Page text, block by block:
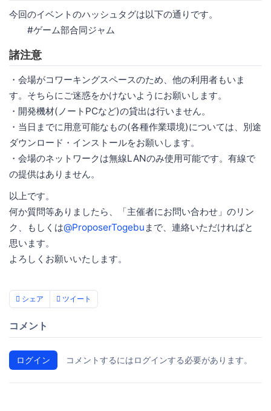
今回のイベントのハッシュタグは以下の通りです。
#ゲーム部合同ジャム
諸注意
・会場がコワーキングスペースのため、他の利用者もいま
す。そちらにご迷惑をかけないようにお願いします。
・開発機材(ノートPCなど)の貸出は行いません。
・当日までに用意可能なもの(各種作業環境)については、別途
ダウンロード・インストールをお願いします。
・会場のネットワークは無線LANのみ使用可能です。有線で
の提供はありません。
以上です。
何か質問等ありましたら、「主催者にお問い合わせ」のリン
ク、もしくは@ProposerTogebu まで、連絡いただければと
思います。
よろしくお願いいたします。
シェア ツイート
コメント
ログイン コメントするにはログインする必要があります。